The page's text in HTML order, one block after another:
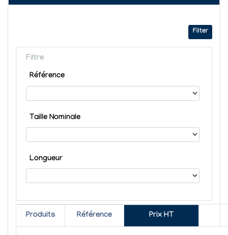
Filter
Filtre
Référence
Taille Nominale
Longueur
Produits Référence Prix HT